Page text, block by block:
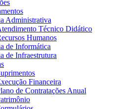
Administrativa
Técnico Didático
Humanos
de Informática
de Infraestrutura
Financeira
de Contratações Anual